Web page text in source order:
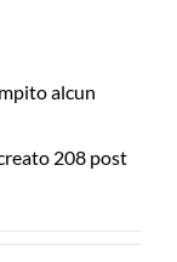
alcun
208 post